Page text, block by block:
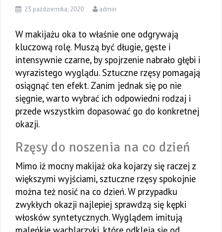
23 października, 2020 admin
W makijażu oka to właśnie one odgrywają
kluczową rolę. Muszą być długie, gęste i
intensywnie czarne, by spojrzenie nabrało głębi i
wyrazistego wyglądu. Sztuczne rzęsy pomagają
osiągnąć ten efekt. Zanim jednak się po nie
sięgnie, warto wybrać ich odpowiedni rodzaj i
przede wszystkim dopasować go do konkretnej
okazji.
Rzęsy do noszenia na co dzień
Mimo iż mocny makijaż oka kojarzy się raczej z
większymi wyjściami, sztuczne rzęsy spokojnie
można też nosić na co dzień. W przypadku
zwykłych okazji najlepiej sprawdzą się kępki
włosków syntetycznych. Wyglądem imitują